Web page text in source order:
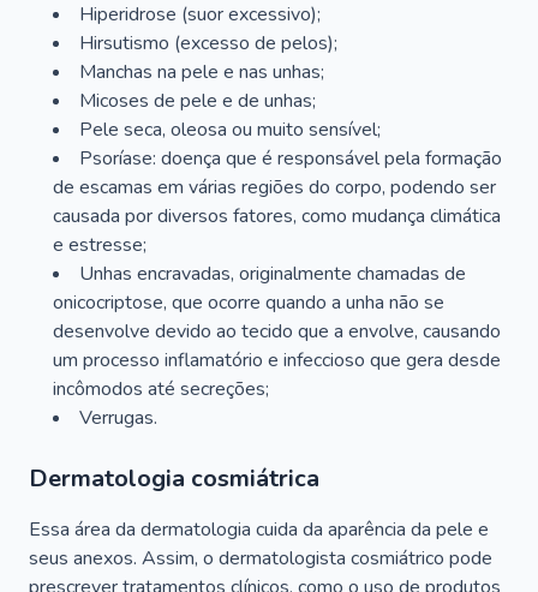
Hiperidrose (suor excessivo);
Hirsutismo (excesso de pelos);
Manchas na pele e nas unhas;
Micoses de pele e de unhas;
Pele seca, oleosa ou muito sensível;
Psoríase: doença que é responsável pela formação
de escamas em várias regiões do corpo, podendo ser
causada por diversos fatores, como mudança climática
e estresse;
Unhas encravadas, originalmente chamadas de
onicocriptose, que ocorre quando a unha não se
desenvolve devido ao tecido que a envolve, causando
um processo inflamatório e infeccioso que gera desde
incômodos até secreções;
Verrugas.
Dermatologia cosmiátrica
Essa área da dermatologia cuida da aparência da pele e
seus anexos. Assim, o dermatologista cosmiátrico pode